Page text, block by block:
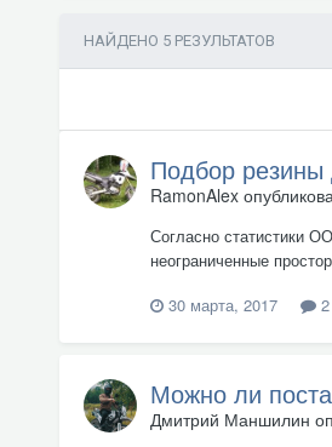
НАЙДЕНО 5 РЕЗУЛЬТАТОВ
Подбор резины
RamonAlex
Согласно статистики
неограниченные
30 марта, 2017
2
Можно ли
Дмитрий Маншилин